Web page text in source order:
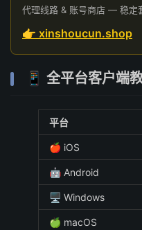
代理线路 & 账号商店 — 稳定
👉 xinshoucun.shop
📱 全平台客户端
平台
🍎 iOS
🤖 Android
🖥️ Windows
🍏 macOS